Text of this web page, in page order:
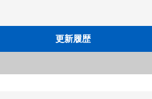
更新履歴